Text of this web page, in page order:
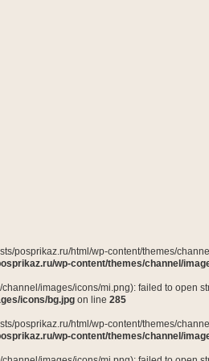
posprikaz.ru/html/wp-content/themes/
wp-content/themes/channel/
images/icons/mi.png): failed to open
icons/bg.jpg on line 285
posprikaz.ru/html/wp-content/themes/
wp-content/themes/channel/